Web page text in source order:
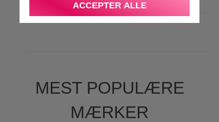
ACCEPTER ALLE
MEST POPULÆRE
MÆRKER